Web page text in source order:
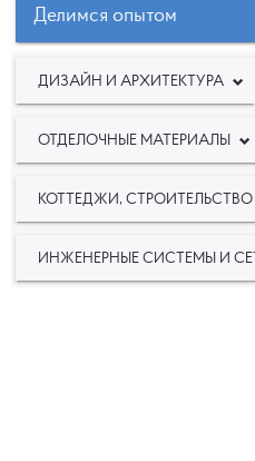
Делимся опытом
ДИЗАЙН И АРХИТЕКТУРА
ОТДЕЛОЧНЫЕ МАТЕРИАЛЫ
КОТТЕДЖИ, СТРОИТЕЛЬСТВО
ИНЖЕНЕРНЫЕ СИСТЕМЫ И